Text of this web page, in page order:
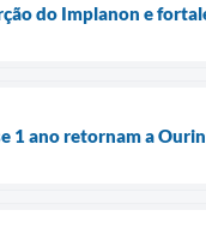
do Implanon e
1 ano retornam a